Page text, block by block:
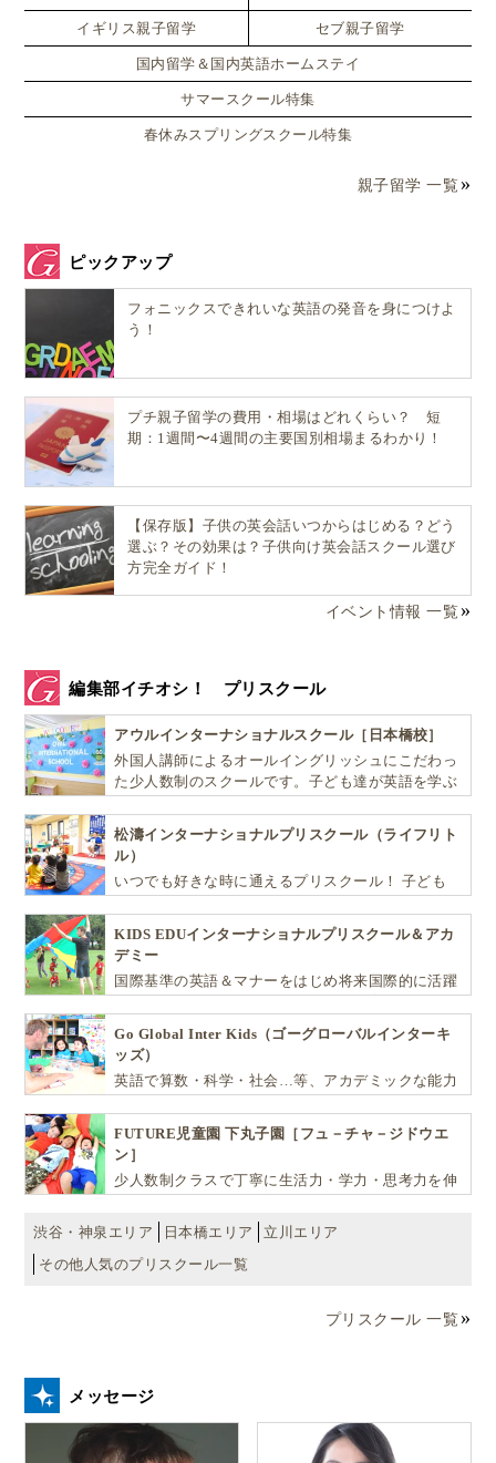
イギリス親子留学 セブ親子留学
国内留学＆国内英語ホームステイ
サマースクール特集
春休みスプリングスクール特集
親子留学 一覧
ピックアップ
フォニックスできれいな英語の発音を身につけよ
う！
プチ親子留学の費用・相場はどれくらい？ 短
期：1週間〜4週間の主要国別相場まるわかり！
【保存版】子供の英会話いつからはじめる？どう
選ぶ？その効果は？子供向け英会話スクール選び
方完全ガイド！
イベント情報 一覧
編集部イチオシ！ プリスクール
アウルインターナショナルスクール［日本橋校］
外国人講師によるオールイングリッシュにこだわっ
た少人数制のスクールです。子ども達が英語を学ぶ
松濤インターナショナルプリスクール（ライフリト
ル）
いつでも好きな時に通えるプリスクール！ 子ども
自ら進んで学ぶこと、考える力を育みます
KIDS EDUインターナショナルプリスクール＆アカ
デミー
国際基準の英語＆マナーをはじめ将来国際的に活躍
EDU（キッズ・エデュ）」は幼児から小学生まで一
貫して学べる充実のカリキュラムが魅力です
Go Global Inter Kids（ゴーグローバルインターキ
ッズ）
英語で算数・科学・社会…等、アカデミックな能力
を育む少人数制のプリスクールです。
FUTURE児童園 下丸子園［フュ－チャ－ジドウエ
ン］
少人数制クラスで丁寧に生活力・学力・思考力を伸
渋谷・神泉エリア
日本橋エリア
立川エリア
その他人気のプリスクール一覧
プリスクール 一覧
メッセージ